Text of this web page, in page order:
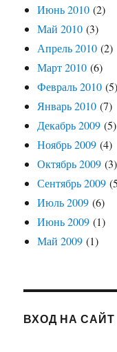
Июнь 2010 (2)
Май 2010 (3)
Апрель 2010 (2)
Март 2010 (6)
Февраль 2010 (5)
Январь 2010 (7)
Декабрь 2009 (5)
Ноябрь 2009 (4)
Октябрь 2009 (3)
Сентябрь 2009
Июль 2009 (6)
Июнь 2009 (1)
Май 2009 (1)
ВХОД НА САЙТ